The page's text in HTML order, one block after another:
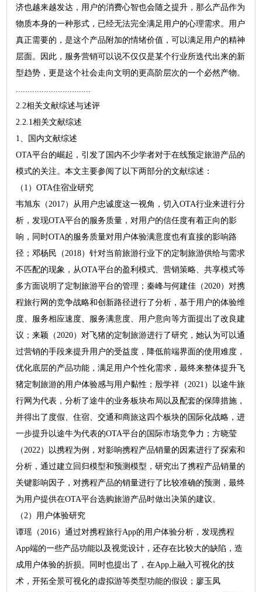
济也越来越发达，用户的消费心智也会随之提升，那么产品作为
物质本身的一种形式，已经无法完全满足用户的心理需求。用户
真正需要的，是这个产品附加的情绪价值，可以满足用户的精神
层面。因此，服务营销可以说不仅仅是某个行业所迭代出来的新
型趋势，更是这个社会走向文明的更高阶层次的一个必然产物。
2.2相关文献综述与述评
2.2.1相关文献综述
1、国内文献综述
OTA平台的崛起，引发了国内不少学者对于在线预定旅游产品的
模式的关注。本文主要参阅了以下两部分的文献综述：
（1）OTA住宿业研究
韦旭东（2017）从用户忠诚度这一视角，切入OTA行业来进行分
析，发现OTA平台的服务质量，对用户的信任度有着正向的影
响，同时OTA的服务质量对用户体验满意度也有直接的影响路
径；邓杨民（2018）针对当前旅游行业下的定制旅游供给与需求
不匹配的现象，从OTA平台的盈利模式、营销策略、共享模式等
多方面说明了定制旅游平台的管理；秦峰与何建佳（2020）对携
程旅行网的竞争战略和创新路径进行了分析，基于用户的体验维
度、服务相应速度、服务满意度、用户意向等方面提出了改良建
议；来颖（2020）对飞猪的定制旅游进行了研究，她认为可以通
过营销的手段来提升用户的受益度，降低前端界面的使用难度，
优化底层的产品功能，满足用户个性化需求，最终来整体提升飞
猪定制旅游的用户体验感与用户黏性；殷学祥（2021）以途牛旅
行网为代表，分析了途牛的业务板块布局以及配套的保障措施，
并得出了度假、住宿、交通和商旅这四个板块的国际化战略，进
一步提升以途牛为代表的OTA平台的国际市场竞争力；方晓莹
（2022）以携程为例，对影响携程产品销量的因素进行了探索和
分析，通过建立回归模型和预测模型，研究出了携程产品销量的
关键影响因子，对携程产品的销量进行了比较准确的预测，最终
为用户提供在OTA平台选购旅游产品时做出决策的建议。
（2）用户体验研究
谭瑶（2016）通过对携程旅行App的用户体验分析，发现携程
App端的一些产品功能以及视觉设计，还存在比较大的缺陷，造
成用户体验的折损。同时也提出了，在App上融入可视化的技
术，开拓全景可视化的虚拟游等类型功能的假设；廖玉凤